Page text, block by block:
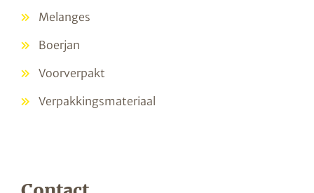
Melanges
Boerjan
Voorverpakt
Verpakkingsmateriaal